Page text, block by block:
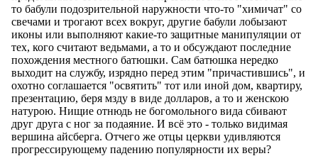
то бабули подозрительной наружности что-то "химичат" со
свечами и трогают всех вокруг, другие бабули лобызают
иконы или выполняют какие-то защитные манипуляции от
тех, кого считают ведьмами, а то и обсуждают последние
похождения местного батюшки. Сам батюшка нередко
выходит на службу, изрядно перед этим "причастившись", и
охотно соглашается "освятить" тот или иной дом, квартиру,
презентацию, беря мзду в виде долларов, а то и женскою
натурою. Нищие отнюдь не богомольного вида сбивают
друг друга с ног за подаяние. И всё это - только видимая
вершина айсберга. Отчего же отцы церкви удивляются
прогрессирующему падению популярности их веры?